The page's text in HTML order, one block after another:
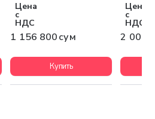
Цена
с
НДС
1 156 800 сум
Купить
Цена
с
НДС
2 003